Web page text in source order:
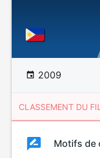
2009
CLASSEMENT DU
Classement
Motifs de